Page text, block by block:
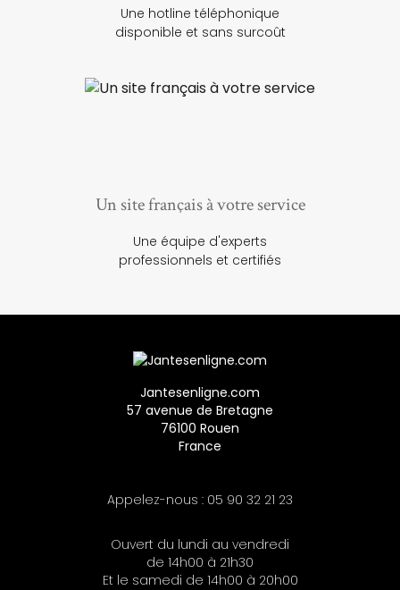
Une hotline téléphonique
disponible et sans surcoût
Un site français à votre service
Une équipe d'experts
professionnels et certifiés
Jantesenligne.com
57 avenue de Bretagne
76100 Rouen
France
Appelez-nous : 05 90 32 21 23
Ouvert du lundi au vendredi
de 14h00 à 21h30
Et le samedi de 14h00 à 20h00